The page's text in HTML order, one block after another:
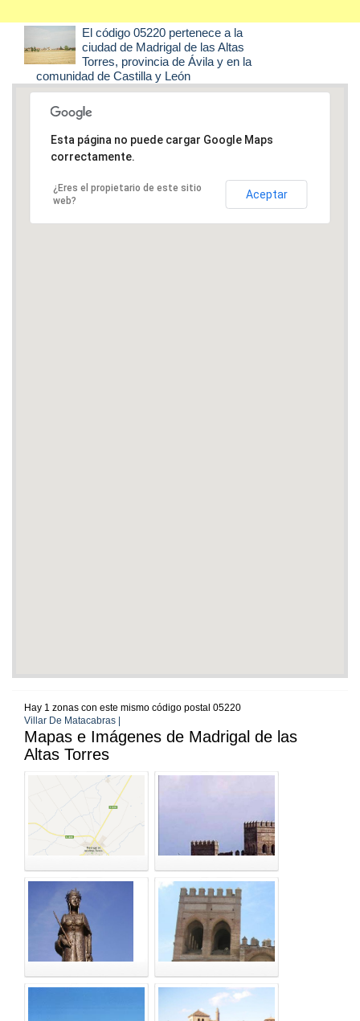
El código 05220 pertenece a la
ciudad de Madrigal de las Altas
Torres, provincia de Ávila y en la
comunidad de Castilla y León
Esta página no puede cargar Google Maps
correctamente.
¿Eres el propietario de este sitio
web?
Aceptar
Hay 1 zonas con este mismo código postal 05220
Villar De Matacabras |
Mapas e Imágenes de Madrigal de las
Altas Torres